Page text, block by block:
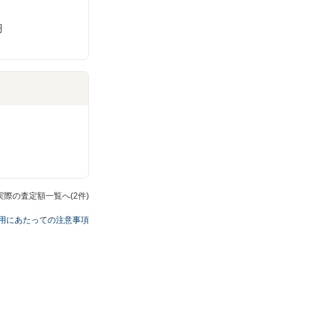
際の査定額一覧へ(2件)
にあたっての注意事項